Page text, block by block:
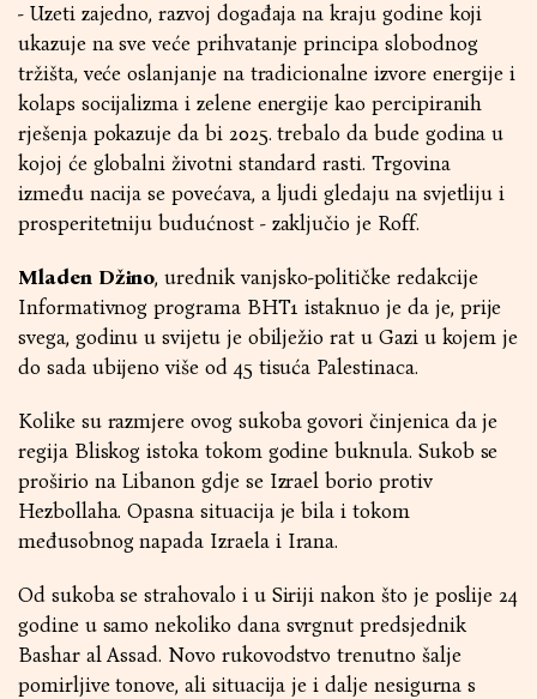
- Uzeti zajedno, razvoj događaja na kraju godine koji
ukazuje na sve veće prihvatanje principa slobodnog
tržišta, veće oslanjanje na tradicionalne izvore energije i
kolaps socijalizma i zelene energije kao percipiranih
rješenja pokazuje da bi 2025. trebalo da bude godina u
kojoj će globalni životni standard rasti. Trgovina
između nacija se povećava, a ljudi gledaju na svjetliju i
prosperitetniju budućnost - zaključio je Roff.
Mladen Džino, urednik vanjsko-političke redakcije
Informativnog programa BHT1 istaknuo je da je, prije
svega, godinu u svijetu je obilježio rat u Gazi u kojem je
do sada ubijeno više od 45 tisuća Palestinaca.
Kolike su razmjere ovog sukoba govori činjenica da je
regija Bliskog istoka tokom godine buknula. Sukob se
proširio na Libanon gdje se Izrael borio protiv
Hezbollaha. Opasna situacija je bila i tokom
međusobnog napada Izraela i Irana.
Od sukoba se strahovalo i u Siriji nakon što je poslije 24
godine u samo nekoliko dana svrgnut predsjednik
Bashar al Assad. Novo rukovodstvo trenutno šalje
pomirljive tonove, ali situacija je i dalje nesigurna s